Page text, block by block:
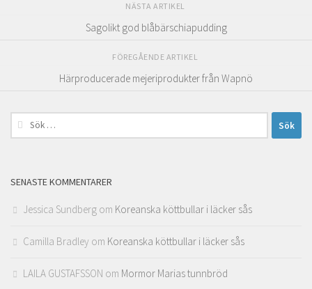
NÄSTA ARTIKEL
Sagolikt god blåbärschiapudding
FÖREGÅENDE ARTIKEL
Härproducerade mejeriprodukter från Wapnö
Sök
efter:
SENASTE KOMMENTARER
Jessica Sundberg om Koreanska köttbullar i läcker sås
Camilla Bradley om Koreanska köttbullar i läcker sås
LAILA GUSTAFSSON om Mormor Marias tunnbröd